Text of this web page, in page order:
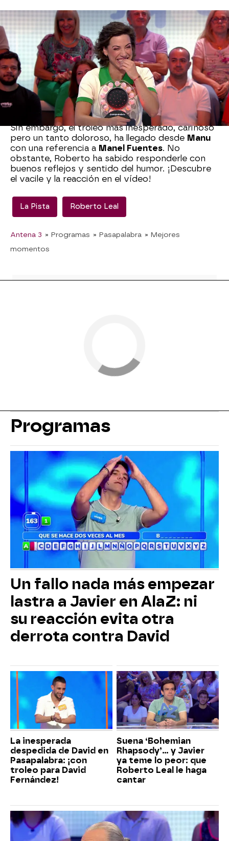
La anécdota se ha producido otra vez en La
Pista. Al llegar el duelo entre los concursantes,
Robertoha anunciado una canción de 1979 y no
se ha resistido a su autoguiño habitual en estos
casos: “Año en el que nació uno de los grandes
periodistas y comunicadores de este país”. Lo
que no se esperaba es que, más allá de las risas
del momento, el comentario le costara un zasca.
“¿Quién es ese?”, ha preguntado
Rosa
Sin embargo, el troleo más inesperado, cariñoso
pero un tanto doloroso, ha llegado desde Manu
con una referencia a Manel Fuentes. No
obstante, Roberto ha sabido responderle con
buenos reflejos y sentido del humor. ¡Descubre
el vacile y la reacción en el vídeo!
La Pista Roberto Leal
Antena 3 » Programas » Pasapalabra » Mejores
momentos
Programas
Un fallo nada más empezar
lastra a Javier en AlaZ: ni
su reacción evita otra
derrota contra David
La inesperada
despedida de David en
Pasapalabra: ¡con
troleo para David
Fernández!
Suena ‘Bohemian
Rhapsody’... y Javier
ya teme lo peor: que
Roberto Leal le haga
cantar